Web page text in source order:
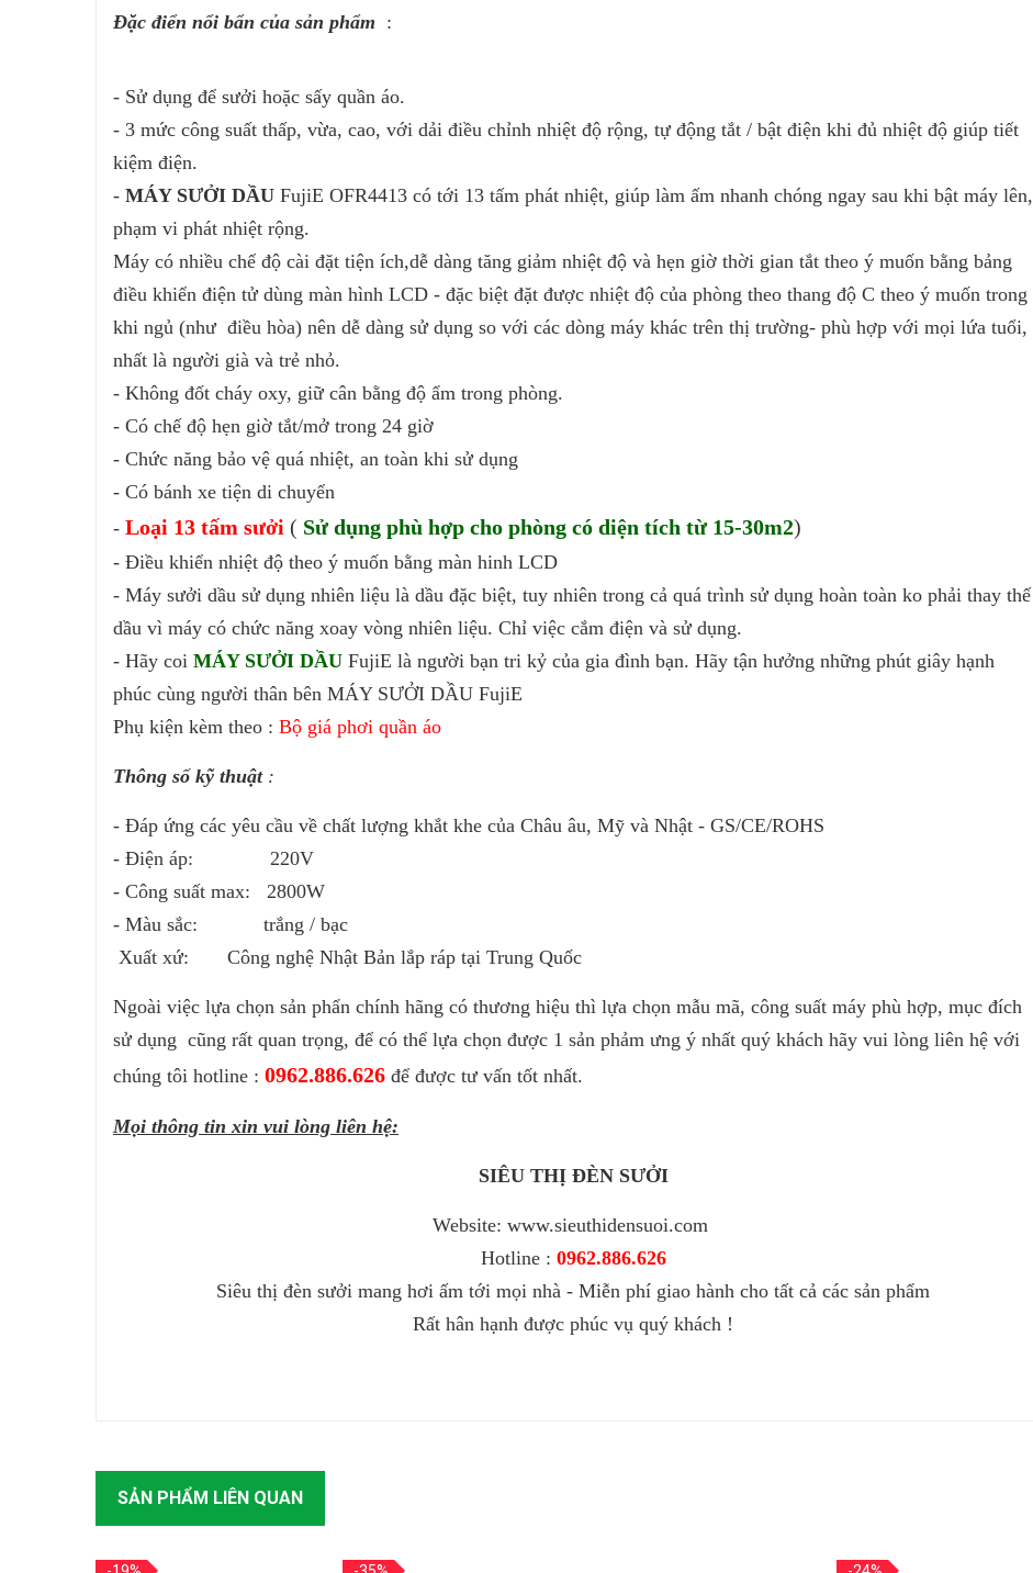
Đặc điển nổi bẩn của sản phẩm :
- Sử dụng để sưởi hoặc sấy quần áo.
- 3 mức công suất thấp, vừa, cao, với dải điều chỉnh nhiệt độ rộng, tự động tắt / bật điện khi đủ nhiệt độ giúp tiết
kiệm điện.
- MÁY SƯỞI DẦU FujiE OFR4413 có tới 13 tấm phát nhiệt, giúp làm ấm nhanh chóng ngay sau khi bật máy lên,
phạm vi phát nhiệt rộng.
Máy có nhiều chế độ cài đặt tiện ích,dễ dàng tăng giảm nhiệt độ và hẹn giờ thời gian tắt theo ý muốn bằng bảng
điều khiển điện tử dùng màn hình LCD - đặc biệt đặt được nhiệt độ của phòng theo thang độ C theo ý muốn trong
khi ngủ (như điều hòa) nên dễ dàng sử dụng so với các dòng máy khác trên thị trường- phù hợp với mọi lứa tuổi,
nhất là người già và trẻ nhỏ.
- Không đốt cháy oxy, giữ cân bằng độ ẩm trong phòng.
- Có chế độ hẹn giờ tắt/mở trong 24 giờ
- Chức năng bảo vệ quá nhiệt, an toàn khi sử dụng
- Có bánh xe tiện di chuyển
- Loại 13 tấm sưởi ( Sử dụng phù hợp cho phòng có diện tích từ 15-30m2)
- Điều khiển nhiệt độ theo ý muốn bằng màn hinh LCD
- Máy sưởi dầu sử dụng nhiên liệu là dầu đặc biệt, tuy nhiên trong cả quá trình sử dụng hoàn toàn ko phải thay thế
dầu vì máy có chức năng xoay vòng nhiên liệu. Chỉ việc cắm điện và sử dụng.
- Hãy coi MÁY SƯỞI DẦU FujiE là người bạn tri kỷ của gia đình bạn. Hãy tận hưởng những phút giây hạnh
phúc cùng người thân bên MÁY SƯỞI DẦU FujiE
Phụ kiện kèm theo : Bộ giá phơi quần áo
Thông số kỹ thuật:
- Đáp ứng các yêu cầu về chất lượng khắt khe của Châu âu, Mỹ và Nhật - GS/CE/ROHS
- Điện áp: 220V
- Công suất max: 2800W
- Màu sắc: trắng / bạc
Xuất xứ: Công nghệ Nhật Bản lắp ráp tại Trung Quốc
Ngoài việc lựa chọn sản phẩn chính hãng có thương hiệu thì lựa chọn mẫu mã, công suất máy phù hợp, mục đích
sử dụng cũng rất quan trọng, để có thể lựa chọn được 1 sản phảm ưng ý nhất quý khách hãy vui lòng liên hệ với
chúng tôi hotline : 0962.886.626 để được tư vấn tốt nhất.
Mọi thông tin xin vui lòng liên hệ:
SIÊU THỊ ĐÈN SƯỞI
Website: www.sieuthidensuoi.com
Hotline : 0962.886.626
Siêu thị đèn sưởi mang hơi ấm tới mọi nhà - Miễn phí giao hành cho tất cả các sản phẩm
Rất hân hạnh được phúc vụ quý khách !
SẢN PHẨM LIÊN QUAN